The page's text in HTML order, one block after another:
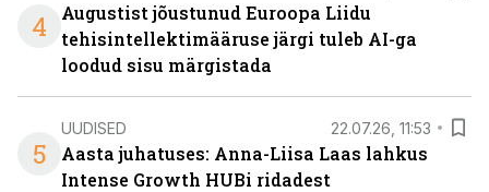
4
Augustist jõustunud Euroopa Liidu
tehisintellektimääruse järgi tuleb AI-ga
loodud sisu märgistada
5
UUDISED 22.07.26, 11:53
Aasta juhatuses: Anna-Liisa Laas lahkus
Intense Growth HUBi ridadest